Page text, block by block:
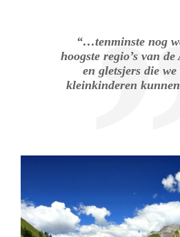
“…tenminste nog
hoogste regio’s van
en gletsjers die we
kleinkinderen